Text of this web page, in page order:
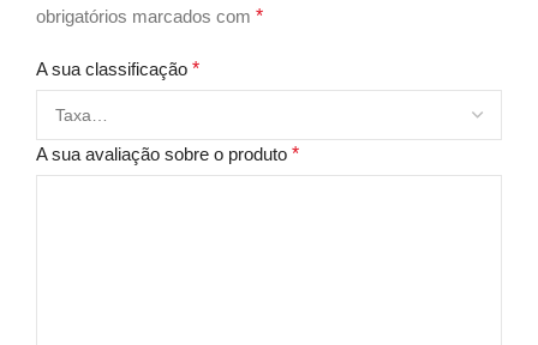
obrigatórios marcados com *
A sua classificação *
A sua avaliação sobre o produto *